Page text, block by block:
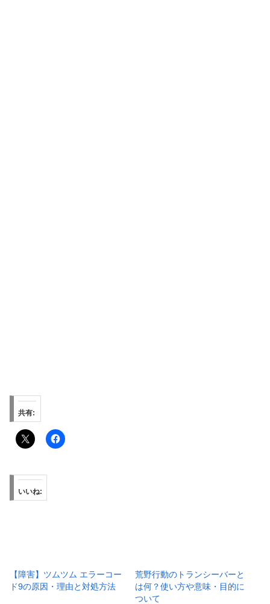
共有:
いいね:
【障害】ツムツム エラーコー
ド9の原因・理由と対処方法
荒野行動のトランシーバーと
は何？使い方や意味・目的に
ついて